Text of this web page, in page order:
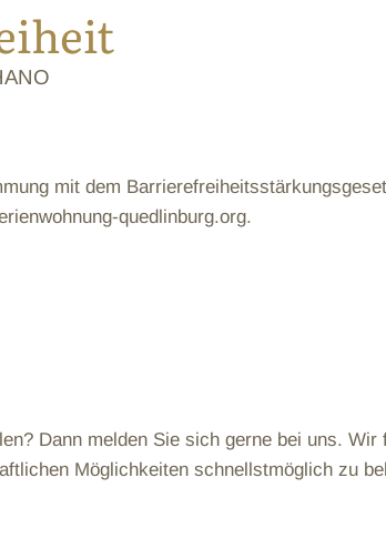
mit dem
quedlinburg.org.
Dann melden Sie sich gerne bei uns.
Möglichkeiten schnellstmöglich zu